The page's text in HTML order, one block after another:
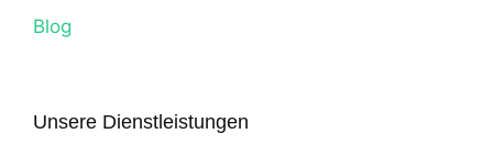
Blog
Unsere Dienstleistungen